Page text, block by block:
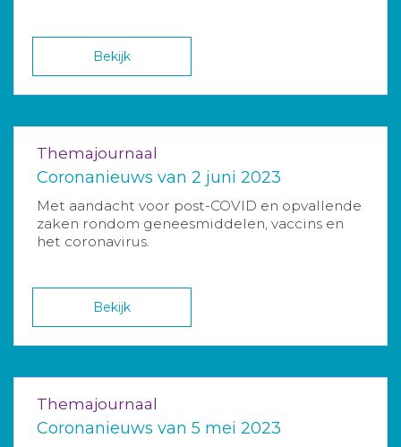
Bekijk
Themajournaal
Coronanieuws van 2 juni 2023
Met aandacht voor post-COVID en opvallende
zaken rondom geneesmiddelen, vaccins en
het coronavirus.
Bekijk
Themajournaal
Coronanieuws van 5 mei 2023